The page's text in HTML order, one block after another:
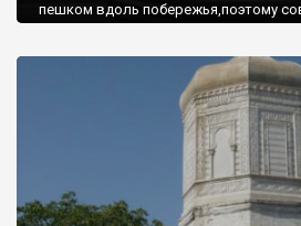
пешком вдоль побережья,поэтому